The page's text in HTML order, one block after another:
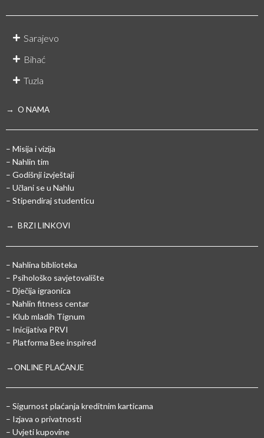
Sarajevo
Bihać
Tuzla
→ O NAMA
– Misija i vizija
– Nahlin tim
– Godišnji izvještaji
– Učlani se u Nahlu
– Stipendiraj studenticu
→ BRZI LINKOVI
– Nahlina biblioteka
– Psihološko savjetovalište
– Dječija igraonica
– Nahlin fitness centar
– Klub mladih Tignum
– Inicijativa PRVI
– Platforma Bee inspired
→ONLINE PLAĆANJE
– Sigurnost plaćanja kreditnim karticama
– Izjava o privatnosti
– Uvjeti kupovine